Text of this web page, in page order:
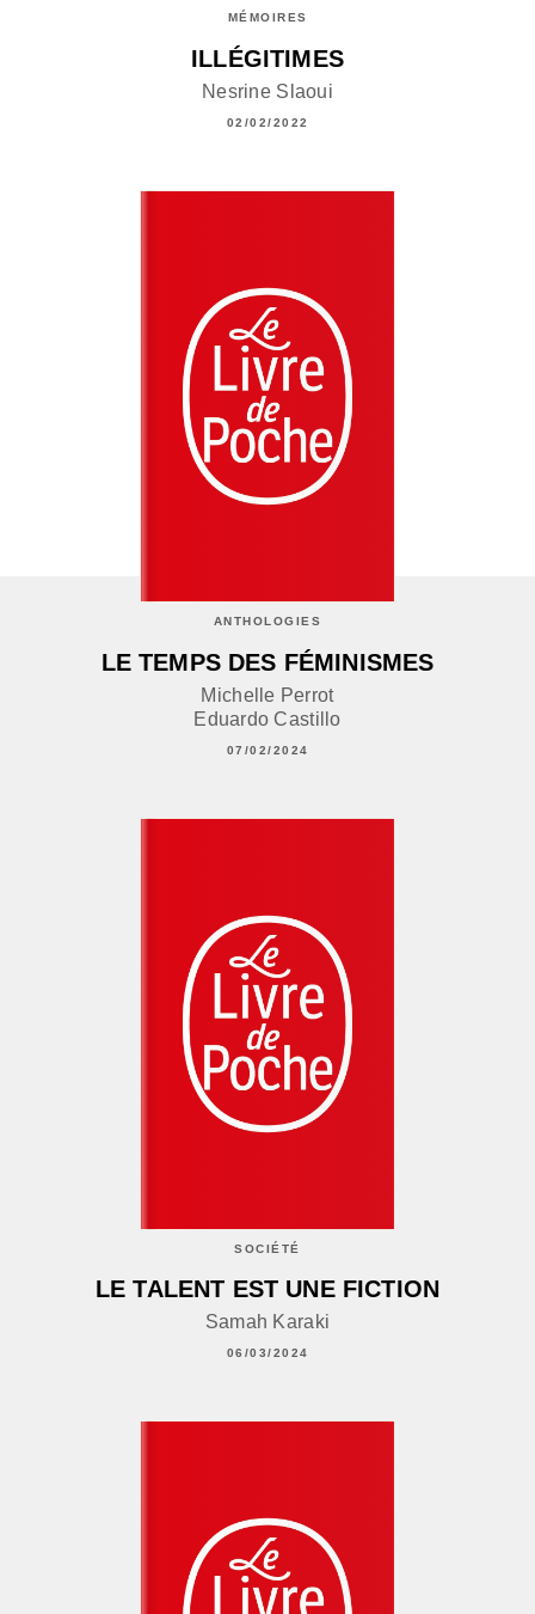
MÉMOIRES
ILLÉGITIMES
Nesrine Slaoui
02/02/2022
ANTHOLOGIES
LE TEMPS DES FÉMINISMES
Michelle Perrot
Eduardo Castillo
07/02/2024
SOCIÉTÉ
LE TALENT EST UNE FICTION
Samah Karaki
06/03/2024